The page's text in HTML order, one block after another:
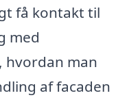
få kontakt til
med
hvordan man
af facaden